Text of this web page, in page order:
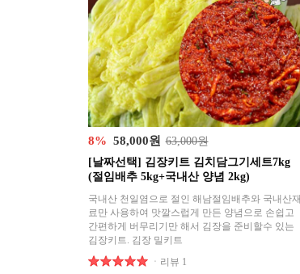
8% 58,000원 63,000원
[날짜선택] 김장키트 김치담그기세트7kg
(절임배추 5kg+국내산 양념 2kg)
국내산 천일염으로 절인 해남절임배추와 국내산재
료만 사용하여 맛깔스럽게 만든 양념으로 손쉽고
간편하게 버무리기만 해서 김장을 준비할수 있는
김장키트. 김장 밀키트
ㆍ리뷰 1